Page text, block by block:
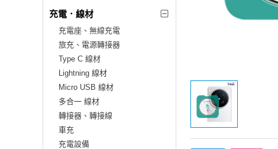
充電．線材
充電座、無線充電
旅充、電源轉接器
Type C 線材
Lightning 線材
Micro USB 線材
多合一 線材
轉接器、轉接線
車充
充電設備